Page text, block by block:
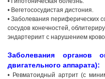
• Вегетососудистая дистония.
• Заболевания периферических
сосудов конечностей,
эндартериит с нарушением
Заболевания органов
двигательного аппарата):
• Ревматоидный артрит (с